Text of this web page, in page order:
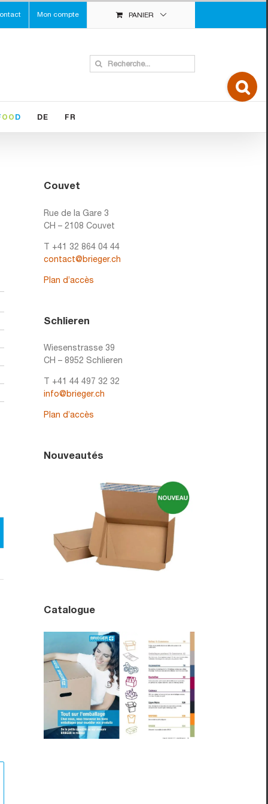
Mon compte PANIER
Search
for:
OO D DE FR
Couvet
Rue de la Gare 3
CH – 2108 Couvet
T +41 32 864 04 44
contact@brieger.ch
Plan d’accès
Schlieren
Wiesenstrasse 39
CH – 8952 Schlieren
T +41 44 497 32 32
info@brieger.ch
Plan d’accès
Nouveautés
Catalogue
Toggle
Sliding
Bar